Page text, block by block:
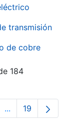
transmisión
de cobre
184
TAB para
...PáginasPágina
19